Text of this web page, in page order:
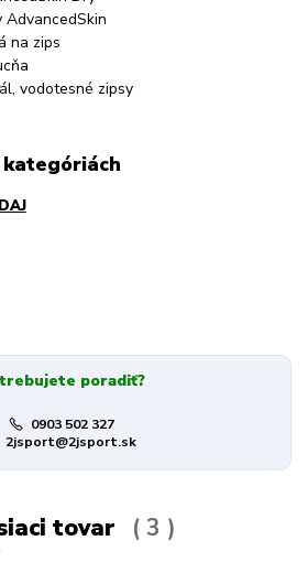
AdvancedSkin
na zips
vodotesné zipsy
kategóriách
poradiť?
0903 502 327
2jsport@2jsport.sk
tovar 3